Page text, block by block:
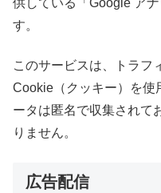
供している「Google ア
す。
このサービスは、トラフ
Cookie（クッキー）を使
ータは匿名で収集されて
りません。
広告配信